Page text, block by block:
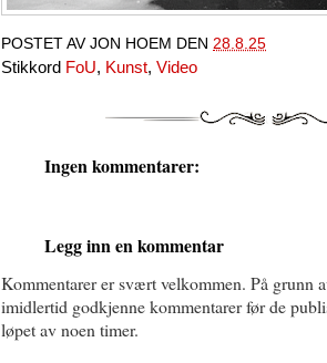
POSTET AV JON HOEM DEN 28.8.25
Stikkord FoU, Kunst, Video
Ingen kommentarer:
Legg inn en kommentar
Kommentarer er svært velkommen. På grunn
imidlertid godkjenne kommentarer før de
løpet av noen timer.